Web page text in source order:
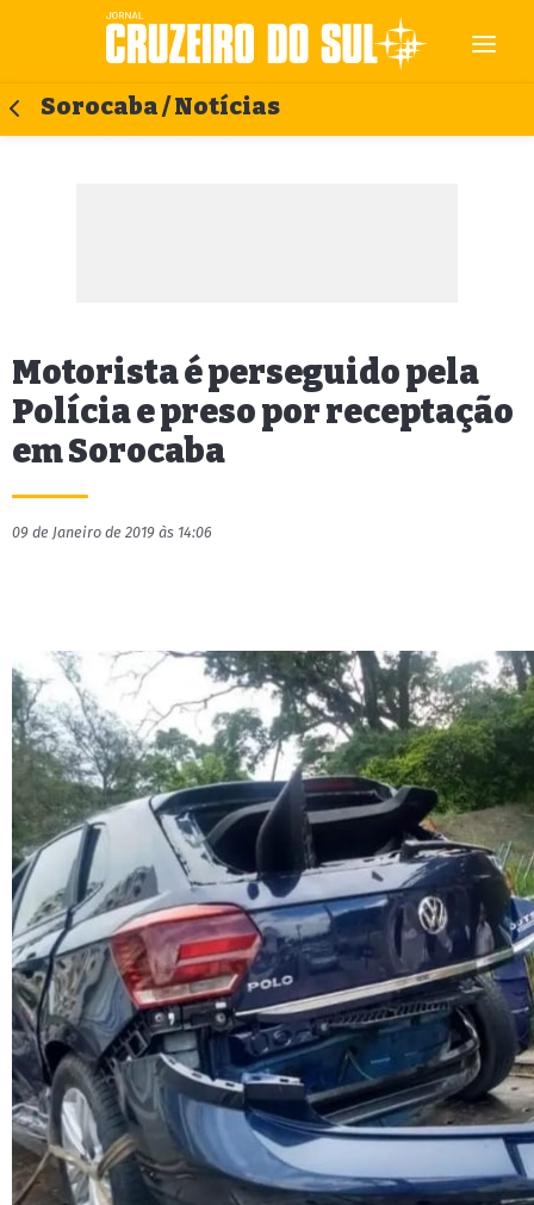
Sorocaba / Notícias
Motorista é perseguido pela
Polícia e preso por receptação
em Sorocaba
09 de Janeiro de 2019 às 14:06